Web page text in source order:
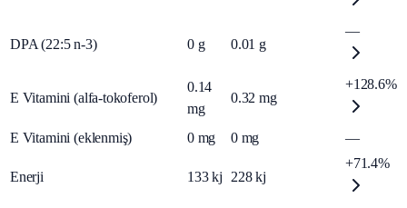
DPA (22:5 n-3) 0 g 0.01 g
—
E Vitamini (alfa-tokoferol)
0.14
mg
0.32 mg
+128.6%
E Vitamini (eklenmiş) 0 mg 0 mg —
Enerji 133 kj 228 kj
+71.4%